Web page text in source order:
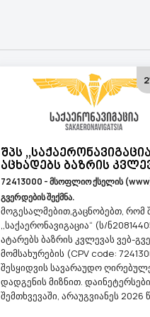
Შპს
Აცხადებს Ბაზრის
72413000 - მსოფლიო ქსელის
გვერდების შექმნა.
მოგესალმებით,გაცნობებთ, რომ
,,საქაერონავიგაცია“ (ს/
ატარებს ბაზრის კვლევას ვებ-
მომსახურების (CPV code:
შესყიდვის სავარაუდო
დადგენის მიზნით.
შემთხვევაში, არაუგვიანეს 2026